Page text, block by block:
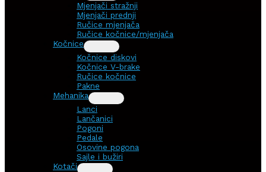
Mjenjači stražnji
Mjenjači prednji
Ručice mjenjača
Ručice kočnice/mjenjača
Kočnice
Kočnice diskovi
Kočnice V-brake
Ručice kočnice
Pakne
Mehanika
Lanci
Lančanici
Pogoni
Pedale
Osovine pogona
Sajle i bužiri
Kotači